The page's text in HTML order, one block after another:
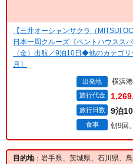
【三井オーシャンサクラ（MITSUI
日本一周クルーズ《ペントハウスス
（金）出航／9泊10日◆他のカテゴ
月〕
出発地 横浜港
旅行代金
旅行日数 9泊
食事 朝9回
目的地：岩手県、茨城県、石川県、